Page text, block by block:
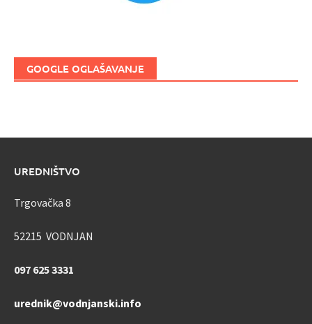
GOOGLE OGLAŠAVANJE
UREDNIŠTVO
Trgovačka 8
52215 VODNJAN
097 625 3331
urednik@vodnjanski.info